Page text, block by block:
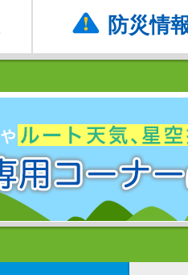
防災情